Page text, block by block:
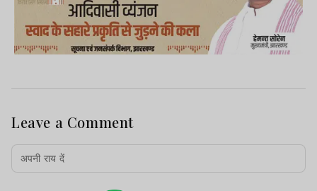
Leave a Comment